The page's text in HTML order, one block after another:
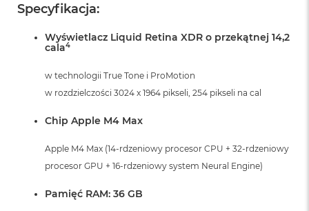
Specyfikacja:
Wyświetlacz Liquid Retina XDR o przekątnej 14,2
cala4
w technologii True Tone i ProMotion
w rozdzielczości 3024 x 1964 pikseli, 254 pikseli na cal
Chip Apple M4 Max
Apple M4 Max (14-rdzeniowy procesor CPU + 32-rdzeniowy
procesor GPU + 16-rdzeniowy system Neural Engine)
Pamięć RAM: 36 GB